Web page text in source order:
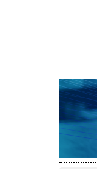
CAPA
NOTÍCIAS
Capa>